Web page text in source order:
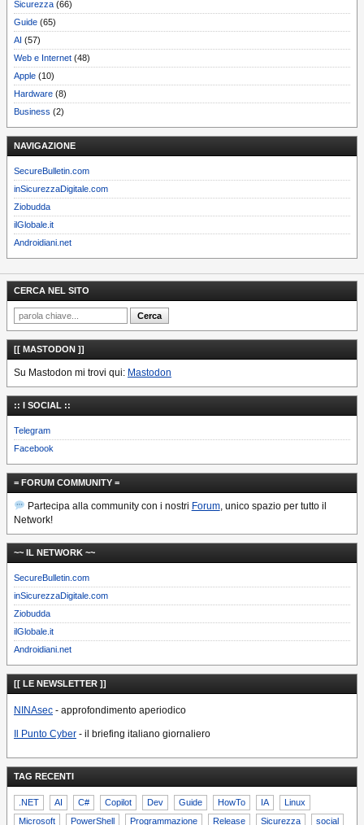
Sicurezza (66)
Guide (65)
AI (57)
Web e Internet (48)
Apple (10)
Hardware (8)
Business (2)
NAVIGAZIONE
SecureBulletin.com
inSicurezzaDigitale.com
Ziobudda
ilGlobale.it
Androidiani.net
CERCA NEL SITO
[[ MASTODON ]]
Su Mastodon mi trovi qui: Mastodon
:: I SOCIAL ::
Telegram
Facebook
= FORUM COMMUNITY =
Partecipa alla community con i nostri Forum, unico spazio per tutto il
Network!
~~ IL NETWORK ~~
SecureBulletin.com
inSicurezzaDigitale.com
Ziobudda
ilGlobale.it
Androidiani.net
[[ LE NEWSLETTER ]]
NINAsec - approfondimento aperiodico
Il Punto Cyber - il briefing italiano giornaliero
TAG RECENTI
.NET AI C# Copilot Dev Guide HowTo IA
Linux
Microsoft
PowerShell Programmazione Release Sicurezza social